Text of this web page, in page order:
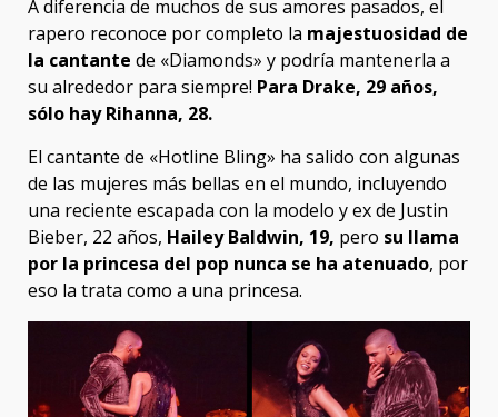
A diferencia de muchos de sus amores pasados, el
rapero reconoce por completo la majestuosidad de
la cantante de «Diamonds» y podría mantenerla a
su alrededor para siempre! Para Drake, 29 años,
sólo hay Rihanna, 28.
El cantante de «Hotline Bling» ha salido con algunas
de las mujeres más bellas en el mundo, incluyendo
una reciente escapada con la modelo y ex de Justin
Bieber, 22 años, Hailey Baldwin, 19, pero su llama
por la princesa del pop nunca se ha atenuado, por
eso la trata como a una princesa.